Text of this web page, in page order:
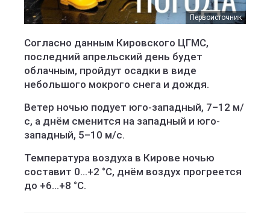
Первоисточник
Согласно данным Кировского ЦГМС,
последний апрельский день будет
облачным, пройдут осадки в виде
небольшого мокрого снега и дождя.
Ветер ночью подует юго-западный, 7–12 м/
с, а днём сменится на западный и юго-
западный, 5–10 м/с.
Температура воздуха в Кирове ночью
составит 0…+2 °С, днём воздух прогреется
до +6…+8 °С.